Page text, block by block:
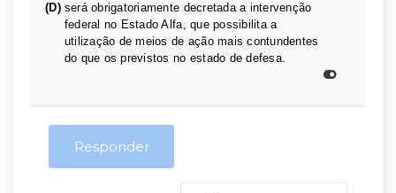
(D) será obrigatoriamente decretada a intervenção
federal no Estado Alfa, que possibilita a
utilização de meios de ação mais contundentes
do que os previstos no estado de defesa.
Responder